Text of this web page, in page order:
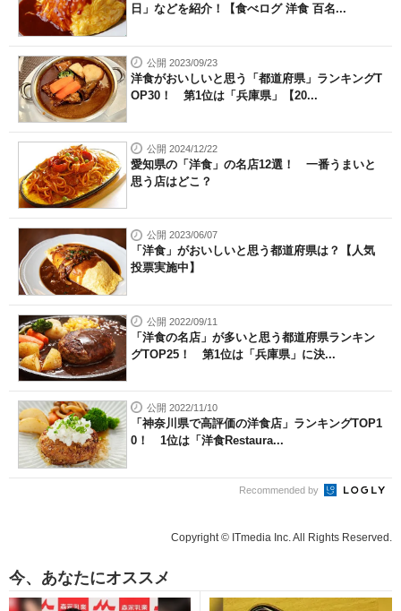
日」などを紹介！【食べログ 洋食 百名...
公開 2023/09/23
洋食がおいしいと思う「都道府県」ランキングT
OP30！ 第1位は「兵庫県」【20...
公開 2024/12/22
愛知県の「洋食」の名店12選！ 一番うまいと
思う店はどこ？
公開 2023/06/07
「洋食」がおいしいと思う都道府県は？【人気
投票実施中】
公開 2022/09/11
「洋食の名店」が多いと思う都道府県ランキン
グTOP25！ 第1位は「兵庫県」に決...
公開 2022/11/10
「神奈川県で高評価の洋食店」ランキングTOP1
0！ 1位は「洋食Restaura...
Recommended by
Copyright © ITmedia Inc. All Rights Reserved.
今、あなたにオススメ